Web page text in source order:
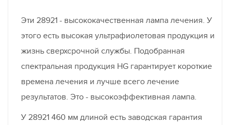
Эти 28921 - высококачественная лампа лечения. У
этого есть высокая ультрафиолетовая продукция и
жизнь сверхсрочной службы. Подобранная
спектральная продукция HG гарантирует короткие
времена лечения и лучше всего лечение
результатов. Это - высокоэффективная лампа.
У 28921 460 мм длиной есть заводская гарантия